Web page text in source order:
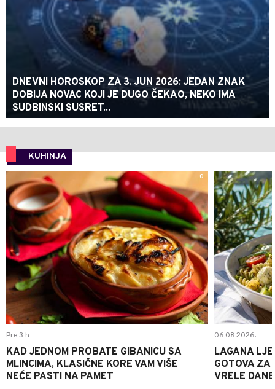
DNEVNI HOROSKOP ZA 3. JUN 2026: JEDAN ZNAK
DOBIJA NOVAC KOJI JE DUGO ČEKAO, NEKO IMA
SUDBINSKI SUSRET...
KUHINJA
0
Pre 3 h
KAD JEDNOM PROBATE GIBANICU SA
MLINCIMA, KLASIČNE KORE VAM VIŠE
NEĆE PASTI NA PAMET
06.08.2026.
LAGANA
GOTOVA ZA
VRELE DANE